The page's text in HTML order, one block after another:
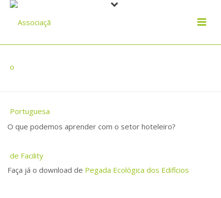
PEGADA ECOLÓGICA DOS EDIFÍCIOS
O que podemos aprender com o setor hoteleiro?
Faça já o download de Pegada Ecológica dos Edifícios